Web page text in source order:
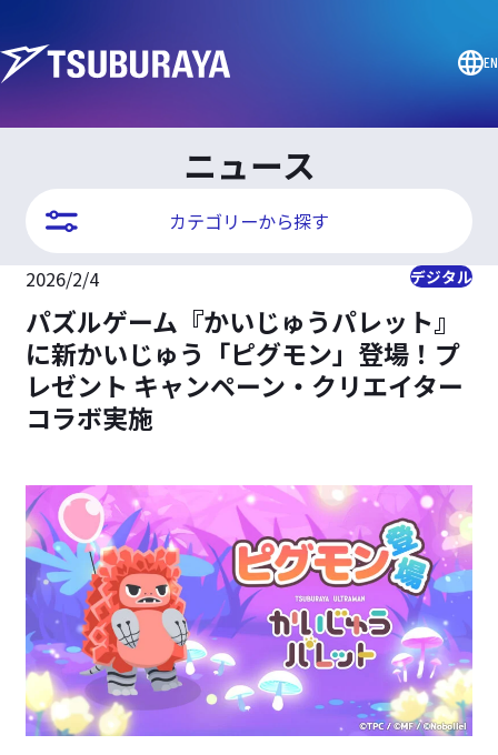
EN
ニュース
カテゴリーから探す
2026/2/4 デジタル
パズルゲーム『かいじゅうパレット』
に新かいじゅう「ピグモン」登場！プ
レゼント キャンペーン・クリエイター
コラボ実施